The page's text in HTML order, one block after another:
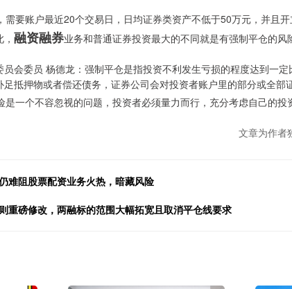
需要账户最近20个交易日，日均证券类资产不低于50万元，并且
融资融券业务和普通证券投资最大的不同就是有强制平仓的风
会委员 杨德龙：强制平仓是指投资不利发生亏损的程度达到一
抵押物或者偿还债务，证券公司会对投资者账户里的部分或全部
是一个不容忽视的问题，投资者必须量力而行，充分考虑自己的投
文章为作者
难阻股票配资业务火热，暗藏风险
重磅修改，两融标的范围大幅拓宽且取消平仓线要求